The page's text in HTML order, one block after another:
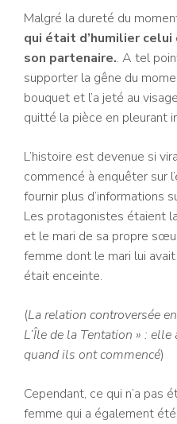
Malgré la dureté du
qui était d’humilier
son partenaire.. A tel
supporter la gêne du
bouquet et l’a jeté au
quitté la pièce en pleurant
L’histoire est devenue si
commencé à enquêter sur
fournir plus d’informations
Les protagonistes étaient
et le mari de sa propre
femme dont le mari lui
était enceinte.
(La relation controversée
L’Île de la Tentation » :
quand ils ont commencé)
Cependant, ce qui n’a pas
femme qui a également